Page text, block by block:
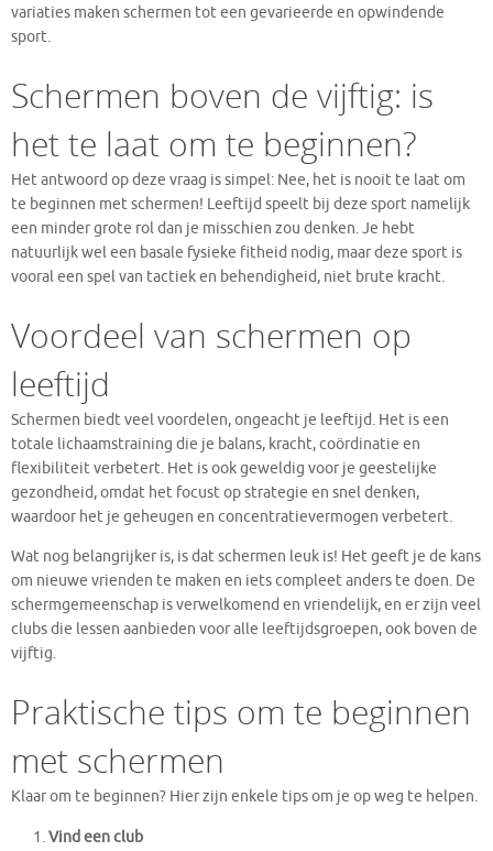
variaties maken schermen tot een gevarieerde en opwindende
sport.
Schermen boven de vijftig: is
het te laat om te beginnen?
Het antwoord op deze vraag is simpel: Nee, het is nooit te laat om
te beginnen met schermen! Leeftijd speelt bij deze sport namelijk
een minder grote rol dan je misschien zou denken. Je hebt
natuurlijk wel een basale fysieke fitheid nodig, maar deze sport is
vooral een spel van tactiek en behendigheid, niet brute kracht.
Voordeel van schermen op
leeftijd
Schermen biedt veel voordelen, ongeacht je leeftijd. Het is een
totale lichaamstraining die je balans, kracht, coördinatie en
flexibiliteit verbetert. Het is ook geweldig voor je geestelijke
gezondheid, omdat het focust op strategie en snel denken,
waardoor het je geheugen en concentratievermogen verbetert.
Wat nog belangrijker is, is dat schermen leuk is! Het geeft je de kans
om nieuwe vrienden te maken en iets compleet anders te doen. De
schermgemeenschap is verwelkomend en vriendelijk, en er zijn veel
clubs die lessen aanbieden voor alle leeftijdsgroepen, ook boven de
vijftig.
Praktische tips om te beginnen
met schermen
Klaar om te beginnen? Hier zijn enkele tips om je op weg te helpen.
Vind een club